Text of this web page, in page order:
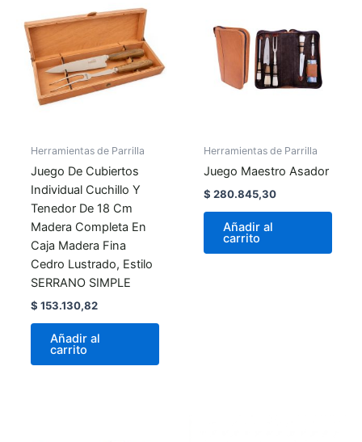
Herramientas de Parrilla
Juego De Cubiertos
Individual Cuchillo Y
Tenedor De 18 Cm
Madera Completa En
Caja Madera Fina
Cedro Lustrado, Estilo
SERRANO SIMPLE
$ 153.130,82
Añadir al
carrito
Herramientas de Parrilla
Juego Maestro Asador
$ 280.845,30
Añadir al
carrito